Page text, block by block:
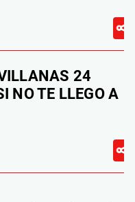
24
NO TE LLEGO A